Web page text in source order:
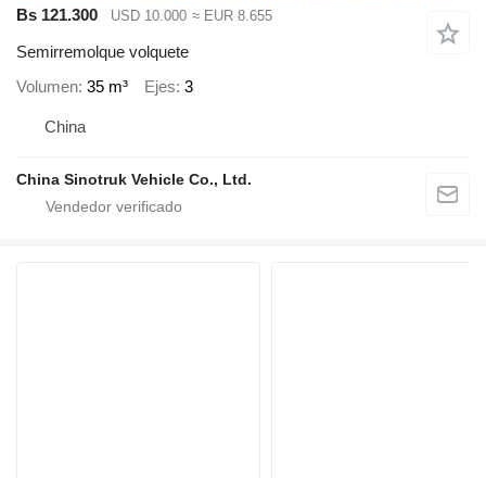
Bs 121.300 USD 10.000 ≈ EUR 8.655
Semirremolque volquete
Volumen 35 m³ Ejes 3
China
China Sinotruk Vehicle Co., Ltd.